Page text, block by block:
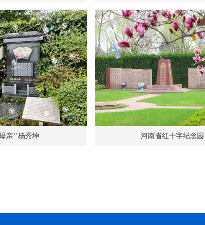
亲‘’杨秀坤 河南省红十字纪念园